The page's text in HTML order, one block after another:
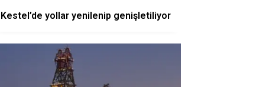
Kestel’de yollar yenilenip genişletiliyor